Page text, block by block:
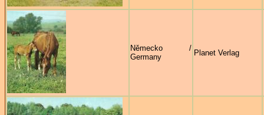
Německo /
Germany
Planet Verlag